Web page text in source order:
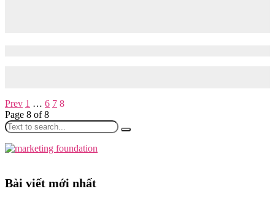
Post
navigation
Prev 1 … 6 7 8
Page 8 of 8
Search
for:
Bài viết mới nhất